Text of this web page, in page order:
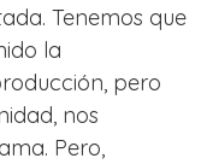
Tenemos que
la
pero
nos
Pero,